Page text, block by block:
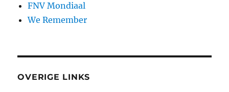
FNV Mondiaal
We Remember
OVERIGE LINKS